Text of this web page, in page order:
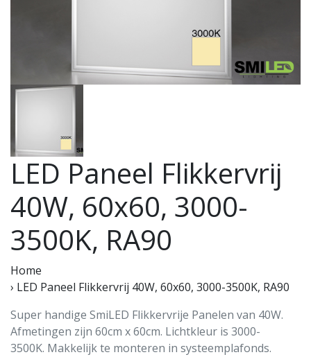
LED Paneel Flikkervrij
40W, 60x60, 3000-
3500K, RA90
Home
› LED Paneel Flikkervrij 40W, 60x60, 3000-3500K, RA90
Super handige SmiLED Flikkervrije Panelen van 40W.
Afmetingen zijn 60cm x 60cm. Lichtkleur is 3000-
3500K. Makkelijk te monteren in systeemplafonds.